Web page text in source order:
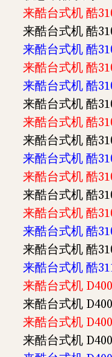
来酷台式机 酷
来酷台式机 酷
来酷台式机 酷
来酷台式机 酷
来酷台式机 酷
来酷台式机 酷
来酷台式机 酷
来酷台式机 酷
来酷台式机 酷
来酷台式机 酷
来酷台式机 酷
来酷台式机 酷
来酷台式机 酷
来酷台式机 酷
来酷台式机 酷
来酷台式机
来酷台式机
来酷台式机
来酷台式机